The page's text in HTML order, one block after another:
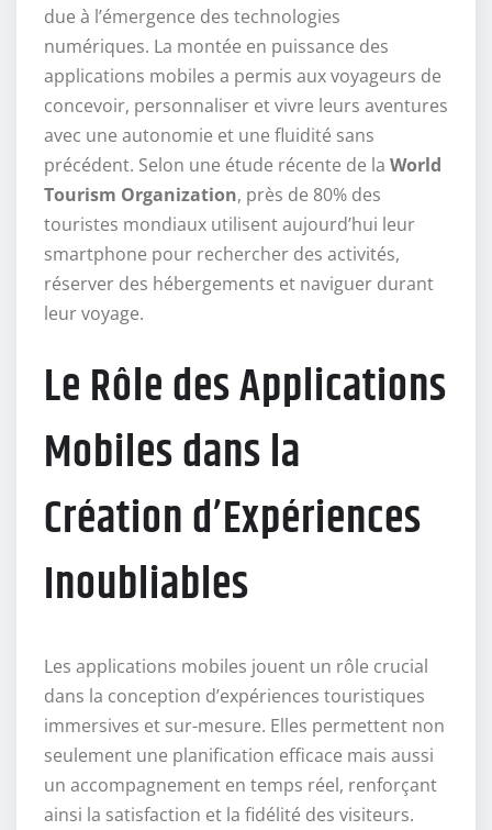
due à l’émergence des technologies
numériques. La montée en puissance des
applications mobiles a permis aux voyageurs de
concevoir, personnaliser et vivre leurs aventures
avec une autonomie et une fluidité sans
précédent. Selon une étude récente de la World
Tourism Organization, près de 80% des
touristes mondiaux utilisent aujourd’hui leur
smartphone pour rechercher des activités,
réserver des hébergements et naviguer durant
leur voyage.
Le Rôle des Applications
Mobiles dans la
Création d’Expériences
Inoubliables
Les applications mobiles jouent un rôle crucial
dans la conception d’expériences touristiques
immersives et sur-mesure. Elles permettent non
seulement une planification efficace mais aussi
un accompagnement en temps réel, renforçant
ainsi la satisfaction et la fidélité des visiteurs.